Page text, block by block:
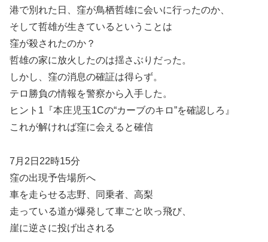
港で別れた日、窪が鳥栖哲雄に会いに行ったのか、
そして哲雄が生きているということは
窪が殺されたのか？
哲雄の家に放火したのは揺さぶりだった。
しかし、窪の消息の確証は得らず。
テロ勝負の情報を警察から入手した。
ヒント1『本庄児玉1Cの“カーブのキロ”を確認しろ』
これが解ければ窪に会えると確信
7月2日22時15分
窪の出現予告場所へ
車を走らせる志野、同乗者、高梨
走っている道が爆発して車ごと吹っ飛び、
崖に逆さに投げ出される